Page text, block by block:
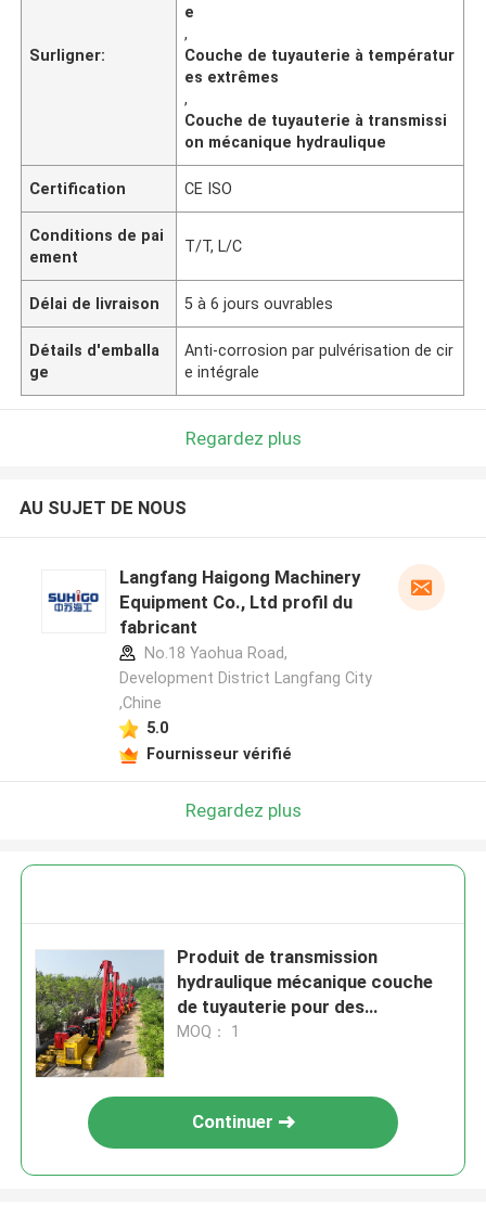
Surligner:
e
,
Couche de tuyauterie à températur
es extrêmes
,
Couche de tuyauterie à transmissi
on mécanique hydraulique
Certification CE ISO
Conditions de pai
ement
T/T, L/C
Délai de livraison 5 à 6 jours ouvrables
Détails d'emballa
ge
Anti-corrosion par pulvérisation de cir
e intégrale
Regardez plus
AU SUJET DE NOUS
Langfang Haigong Machinery
Equipment Co., Ltd profil du
fabricant
No.18 Yaohua Road,
Development District Langfang City
,Chine
5.0
Fournisseur vérifié
Regardez plus
Produit de transmission
hydraulique mécanique couche
de tuyauterie pour des
températures extrêmes -45°C-
MOQ： 1
Continuer